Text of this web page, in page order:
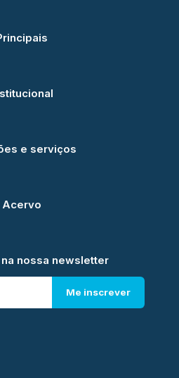
e serviços
Acervo
nossa newsletter
Me inscrever